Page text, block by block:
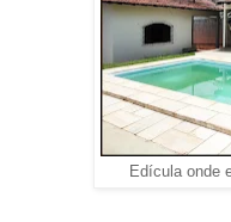
Edícula onde